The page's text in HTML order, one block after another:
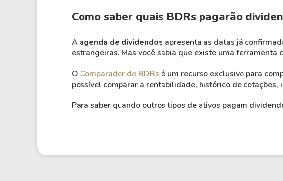
Como saber quais BDRs pagarão
A agenda de dividendos apresenta as datas já
estrangeiras. Mas você sabia que existe uma ferramenta
O Comparador de BDRs é um recurso exclusivo para
possível comparar a rentabilidade, histórico de
Para saber quando outros tipos de ativos pagam